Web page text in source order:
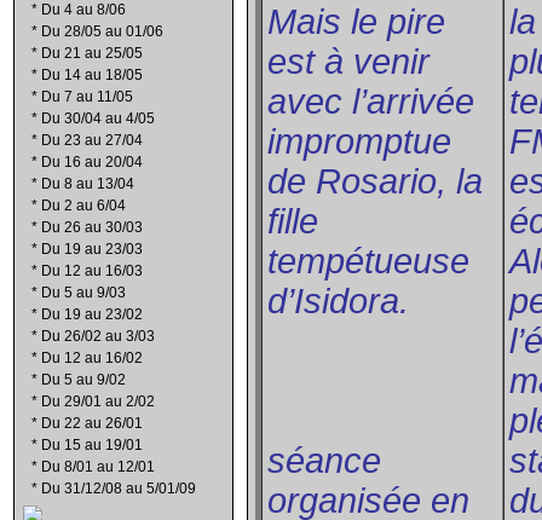
* Du 4 au 8/06
* Du 28/05 au 01/06
* Du 21 au 25/05
* Du 14 au 18/05
* Du 7 au 11/05
* Du 30/04 au 4/05
* Du 23 au 27/04
* Du 16 au 20/04
* Du 8 au 13/04
* Du 2 au 6/04
* Du 26 au 30/03
* Du 19 au 23/03
* Du 12 au 16/03
* Du 5 au 9/03
* Du 19 au 23/02
* Du 26/02 au 3/03
* Du 12 au 16/02
* Du 5 au 9/02
* Du 29/01 au 2/02
* Du 22 au 26/01
* Du 15 au 19/01
* Du 8/01 au 12/01
* Du 31/12/08 au 5/01/09
Mais le pire
est à venir
avec l’arrivée
impromptue
de Rosario, la
fille
tempétueuse
d’Isidora.
séance
organisée en